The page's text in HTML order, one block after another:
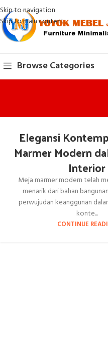
Skip to navigation
Skip to main content
Browse Categories
Elegansi
Marmer Modern
Interior
Meja marmer modern telah
menarik dari bahan
perwujudan keanggunan
konte...
CONTINUE